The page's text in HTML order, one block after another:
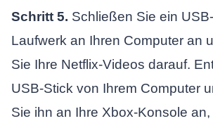
Schritt 5. Schließen Sie ein
Laufwerk an Ihren Computer an
Sie Ihre Netflix-Videos darauf.
USB-Stick von Ihrem Computer
Sie ihn an Ihre Xbox-Konsole an,